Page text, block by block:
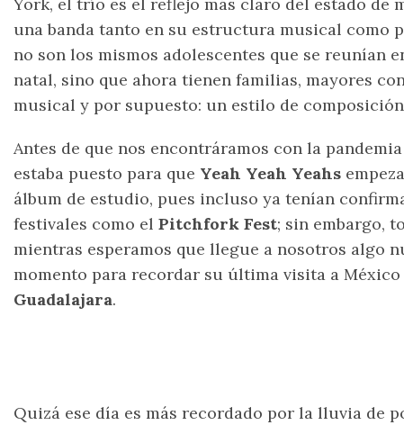
una banda tanto en su estructura musical como
no son los mismos adolescentes que se reunían
natal, sino que ahora tienen familias, mayores
musical y por supuesto: un estilo de
Antes de que nos encontráramos con la
estaba puesto para que Yeah Yeah Yeahs
álbum de estudio, pues incluso ya tenían
festivales como el Pitchfork Fest; sin embargo,
mientras esperamos que llegue a nosotros algo
momento para recordar su última visita a
Guadalajara.
Quizá ese día es más recordado por la lluvia de